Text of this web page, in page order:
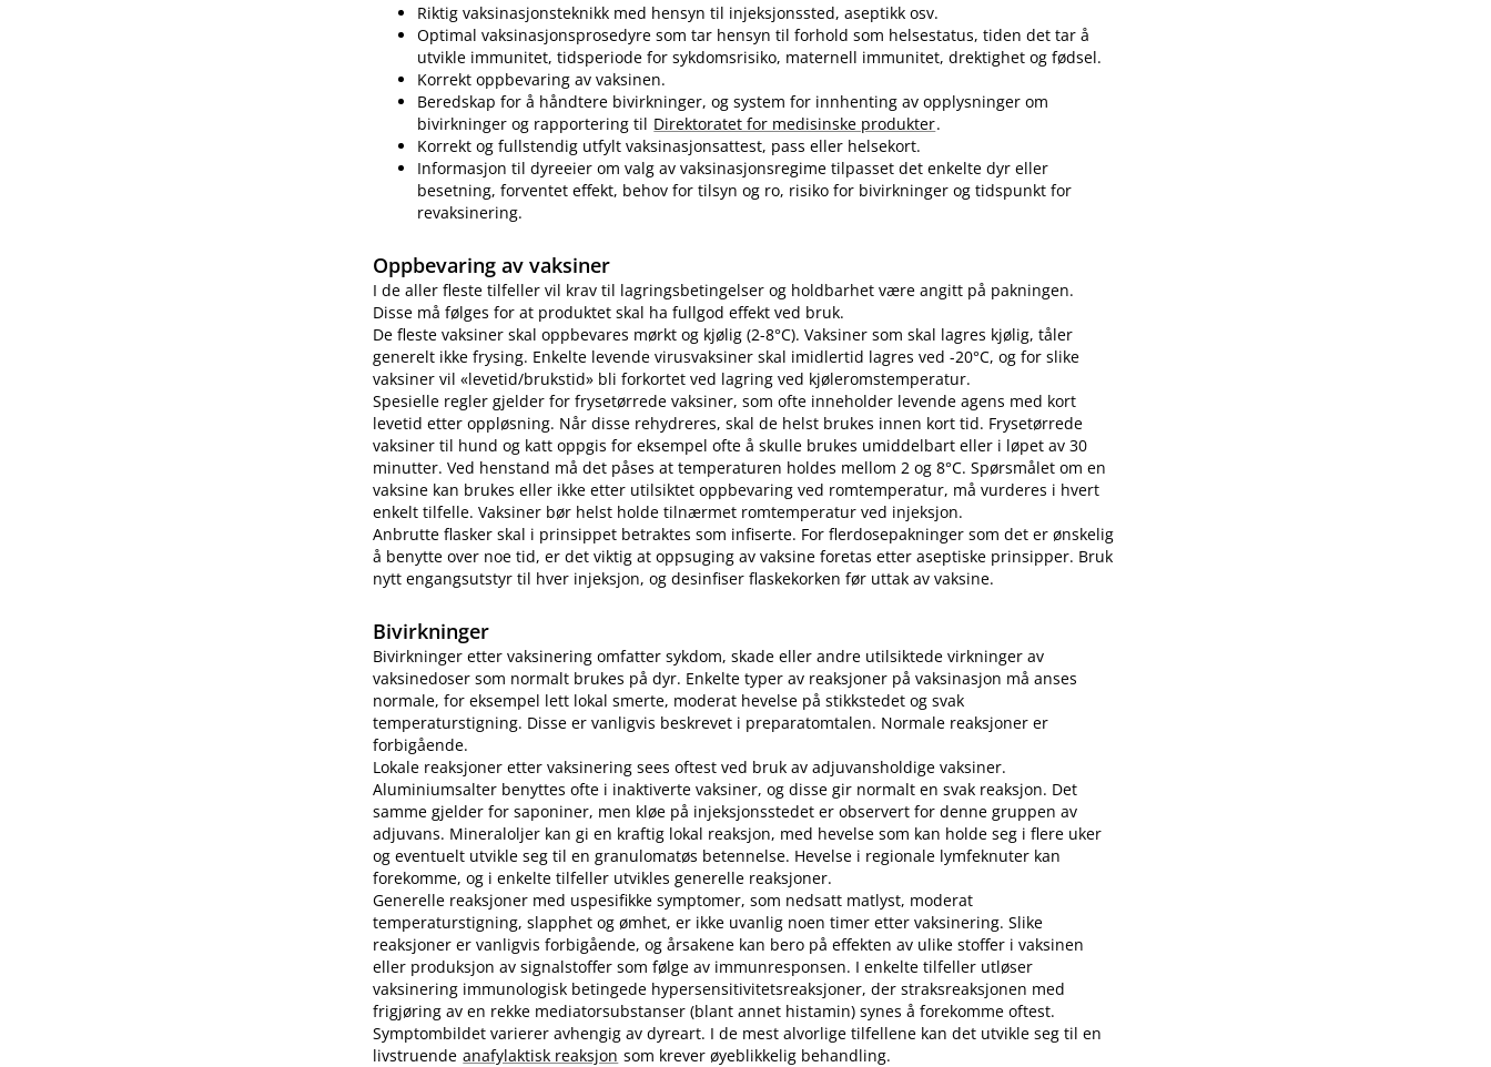
Riktig vaksinasjonsteknikk med hensyn til injeksjonssted, aseptikk osv.
Optimal vaksinasjonsprosedyre som tar hensyn til forhold som helsestatus, tiden det tar å
utvikle immunitet, tidsperiode for sykdomsrisiko, maternell immunitet, drektighet og fødsel.
Korrekt oppbevaring av vaksinen.
Beredskap for å håndtere bivirkninger, og system for innhenting av opplysninger om
bivirkninger og rapportering til Direktoratet for medisinske produkter.
Korrekt og fullstendig utfylt vaksinasjonsattest, pass eller helsekort.
Informasjon til dyreeier om valg av vaksinasjonsregime tilpasset det enkelte dyr eller
besetning, forventet effekt, behov for tilsyn og ro, risiko for bivirkninger og tidspunkt for
revaksinering.
Oppbevaring av vaksiner
I de aller fleste tilfeller vil krav til lagringsbetingelser og holdbarhet være angitt på pakningen.
Disse må følges for at produktet skal ha fullgod effekt ved bruk.
De fleste vaksiner skal oppbevares mørkt og kjølig (2-8°C). Vaksiner som skal lagres kjølig, tåler
generelt ikke frysing. Enkelte levende virusvaksiner skal imidlertid lagres ved -20°C, og for slike
vaksiner vil «levetid​/​brukstid» bli forkortet ved lagring ved kjøleromstemperatur.
Spesielle regler gjelder for frysetørrede vaksiner, som ofte inneholder levende agens med kort
levetid etter oppløsning. Når disse rehydreres, skal de helst brukes innen kort tid. Frysetørrede
vaksiner til hund og katt oppgis for eksempel ofte å skulle brukes umiddelbart eller i løpet av 30
minutter. Ved henstand må det påses at temperaturen holdes mellom 2 og 8°C. Spørsmålet om en
vaksine kan brukes eller ikke etter utilsiktet oppbevaring ved romtemperatur, må vurderes i hvert
enkelt tilfelle. Vaksiner bør helst holde tilnærmet romtemperatur ved injeksjon.
Anbrutte flasker skal i prinsippet betraktes som infiserte. For flerdosepakninger som det er ønskelig
å benytte over noe tid, er det viktig at oppsuging av vaksine foretas etter aseptiske prinsipper. Bruk
nytt engangsutstyr til hver injeksjon, og desinfiser flaskekorken før uttak av vaksine.
Bivirkninger
Bivirkninger etter vaksinering omfatter sykdom, skade eller andre utilsiktede virkninger av
vaksinedoser som normalt brukes på dyr. Enkelte typer av reaksjoner på vaksinasjon må anses
normale, for eksempel lett lokal smerte, moderat hevelse på stikkstedet og svak
temperaturstigning. Disse er vanligvis beskrevet i preparatomtalen. Normale reaksjoner er
forbigående.
Lokale reaksjoner etter vaksinering sees oftest ved bruk av adjuvansholdige vaksiner.
Aluminiumsalter benyttes ofte i inaktiverte vaksiner, og disse gir normalt en svak reaksjon. Det
samme gjelder for saponiner, men kløe på injeksjonsstedet er observert for denne gruppen av
adjuvans. Mineraloljer kan gi en kraftig lokal reaksjon, med hevelse som kan holde seg i flere uker
og eventuelt utvikle seg til en granulomatøs betennelse. Hevelse i regionale lymfeknuter kan
forekomme, og i enkelte tilfeller utvikles generelle reaksjoner.
Generelle reaksjoner med uspesifikke symptomer, som nedsatt matlyst, moderat
temperaturstigning, slapphet og ømhet, er ikke uvanlig noen timer etter vaksinering. Slike
reaksjoner er vanligvis forbigående, og årsakene kan bero på effekten av ulike stoffer i vaksinen
eller produksjon av signalstoffer som følge av immunresponsen. I enkelte tilfeller utløser
vaksinering immunologisk betingede hypersensitivitetsreaksjoner, der straksreaksjonen med
frigjøring av en rekke mediatorsubstanser (blant annet histamin) synes å forekomme oftest.
Symptombildet varierer avhengig av dyreart. I de mest alvorlige tilfellene kan det utvikle seg til en
livstruende anafylaktisk reaksjon som krever øyeblikkelig behandling.